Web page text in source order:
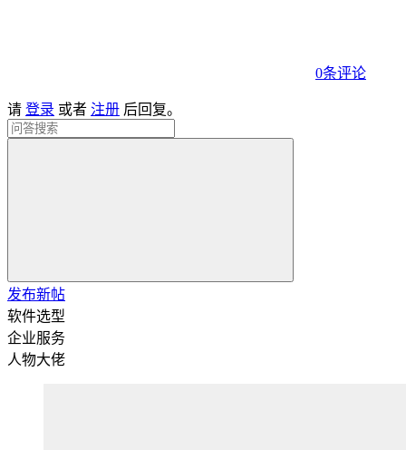
0条评论
请 登录 或者 注册 后回复。
发布新帖
软件选型
企业服务
人物大佬